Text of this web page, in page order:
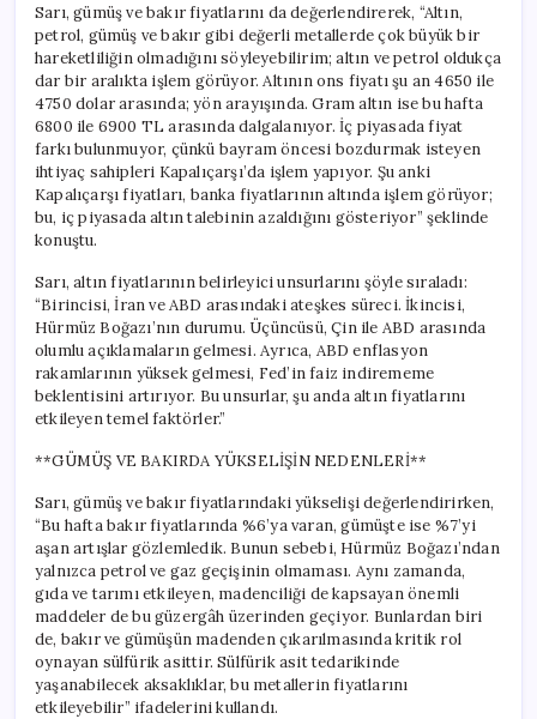
Sarı, gümüş ve bakır fiyatlarını da değerlendirerek, “Altın,
petrol, gümüş ve bakır gibi değerli metallerde çok büyük bir
hareketliliğin olmadığını söyleyebilirim; altın ve petrol oldukça
dar bir aralıkta işlem görüyor. Altının ons fiyatı şu an 4650 ile
4750 dolar arasında; yön arayışında. Gram altın ise bu hafta
6800 ile 6900 TL arasında dalgalanıyor. İç piyasada fiyat
farkı bulunmuyor, çünkü bayram öncesi bozdurmak isteyen
ihtiyaç sahipleri Kapalıçarşı’da işlem yapıyor. Şu anki
Kapalıçarşı fiyatları, banka fiyatlarının altında işlem görüyor;
bu, iç piyasada altın talebinin azaldığını gösteriyor” şeklinde
konuştu.
Sarı, altın fiyatlarının belirleyici unsurlarını şöyle sıraladı:
“Birincisi, İran ve ABD arasındaki ateşkes süreci. İkincisi,
Hürmüz Boğazı’nın durumu. Üçüncüsü, Çin ile ABD arasında
olumlu açıklamaların gelmesi. Ayrıca, ABD enflasyon
rakamlarının yüksek gelmesi, Fed’in faiz indirememe
beklentisini artırıyor. Bu unsurlar, şu anda altın fiyatlarını
etkileyen temel faktörler.”
**GÜMÜŞ VE BAKIRDA YÜKSELİŞİN NEDENLERİ**
Sarı, gümüş ve bakır fiyatlarındaki yükselişi değerlendirirken,
“Bu hafta bakır fiyatlarında %6’ya varan, gümüşte ise %7’yi
aşan artışlar gözlemledik. Bunun sebebi, Hürmüz Boğazı’ndan
yalnızca petrol ve gaz geçişinin olmaması. Aynı zamanda,
gıda ve tarımı etkileyen, madenciliği de kapsayan önemli
maddeler de bu güzergâh üzerinden geçiyor. Bunlardan biri
de, bakır ve gümüşün madenden çıkarılmasında kritik rol
oynayan sülfürik asittir. Sülfürik asit tedarikinde
yaşanabilecek aksaklıklar, bu metallerin fiyatlarını
etkileyebilir” ifadelerini kullandı.